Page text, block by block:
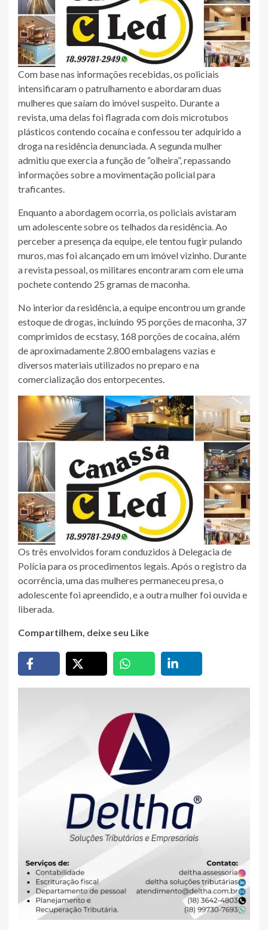
Com base nas informações recebidas, os policiais
intensificaram o patrulhamento e abordaram duas
mulheres que saíam do imóvel suspeito. Durante a
revista, uma delas foi flagrada com dois microtubos
plásticos contendo cocaína e confessou ter adquirido a
droga na residência denunciada. A segunda mulher
admitiu que exercia a função de “olheira”, repassando
informações sobre a movimentação policial para
traficantes.
Enquanto a abordagem ocorria, os policiais avistaram
um adolescente sobre os telhados da residência. Ao
perceber a presença da equipe, ele tentou fugir pulando
muros, mas foi alcançado em um imóvel vizinho. Durante
a revista pessoal, os militares encontraram com ele uma
pochete contendo 25 gramas de maconha.
No interior da residência, a equipe encontrou um grande
estoque de drogas, incluindo 95 porções de maconha, 37
comprimidos de ecstasy, 168 porções de cocaína, além
de aproximadamente 2.800 embalagens vazias e
diversos materiais utilizados no preparo e na
comercialização dos entorpecentes.
Os três envolvidos foram conduzidos à Delegacia de
Polícia para os procedimentos legais. Após o registro da
ocorrência, uma das mulheres permaneceu presa, o
adolescente foi apreendido, e a outra mulher foi ouvida e
liberada.
Compartilhem, deixe seu Like